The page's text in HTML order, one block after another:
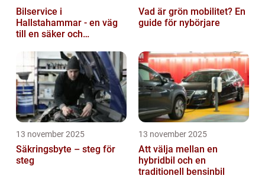
Bilservice i
Hallstahammar - en väg
till en säker och
Vad är grön mobilitet? En
guide för nybörjare
13 november 2025
Säkringsbyte – steg för
steg
13 november 2025
Att välja mellan en
hybridbil och en
traditionell bensinbil